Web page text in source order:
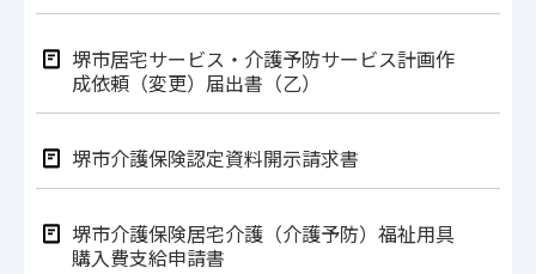
堺市居宅サービス・介護予防サービス計画作
成依頼（変更）届出書（乙）
堺市介護保険認定資料開示請求書
堺市介護保険居宅介護（介護予防）福祉用具
購入費支給申請書